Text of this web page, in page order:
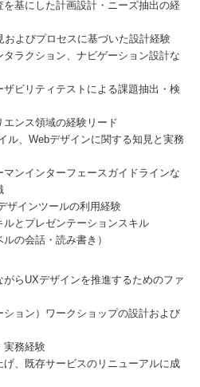
を基にした計画設計・ニーズ抽出の経
およびプロセスに基づいた設計経験
ラクション、ナビゲーション設計な
ザビリティテストによる課題抽出・検
エンス領域の経験リード
ル、Webデザインに関する知見と実務
マンインターフェースガイドラインな
ザインツールの利用経験
ルとプレゼンテーションスキル
の会話・読み書き）
がらUXデザインを推進するためのファ
ション）ワークショップの設計および
実務経験
げ、既存サービスのリニューアルに成